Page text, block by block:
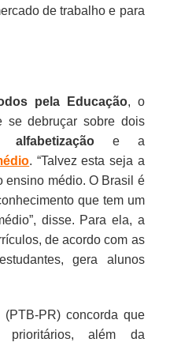
de trabalho e para
pela Educação, o
se debruçar sobre dois
aalfabetização e a
. “Talvez esta seja a
ensino médio. O Brasil é
que tem um
disse. Para ela, a
de acordo com as
gera alunos
(PTB-PR) concorda que
além da